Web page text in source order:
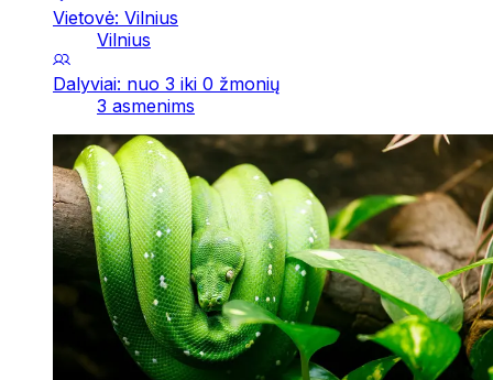
Vietovė: Vilnius
Vilnius
Dalyviai: nuo 3 iki 0 žmonių
3 asmenims